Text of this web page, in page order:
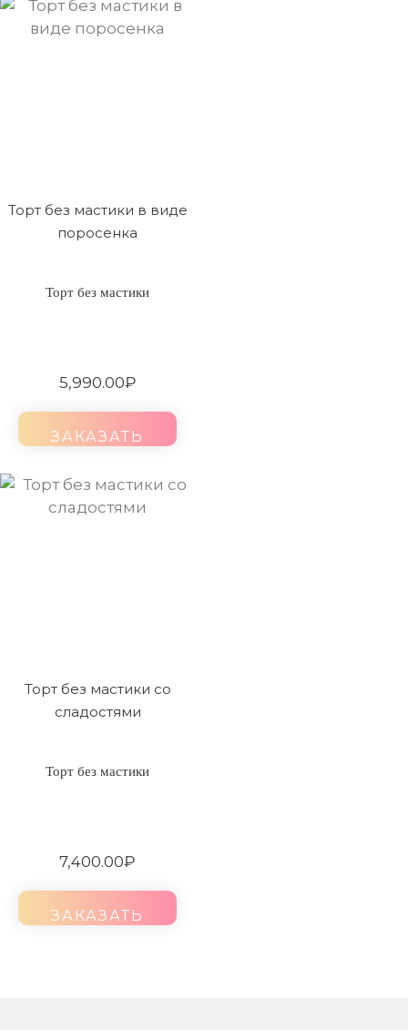
Торт без мастики в виде
поросенка
Торт без мастики
5,990.00₽
ЗАКАЗАТЬ
Торт без мастики со
сладостями
Торт без мастики
7,400.00₽
ЗАКАЗАТЬ